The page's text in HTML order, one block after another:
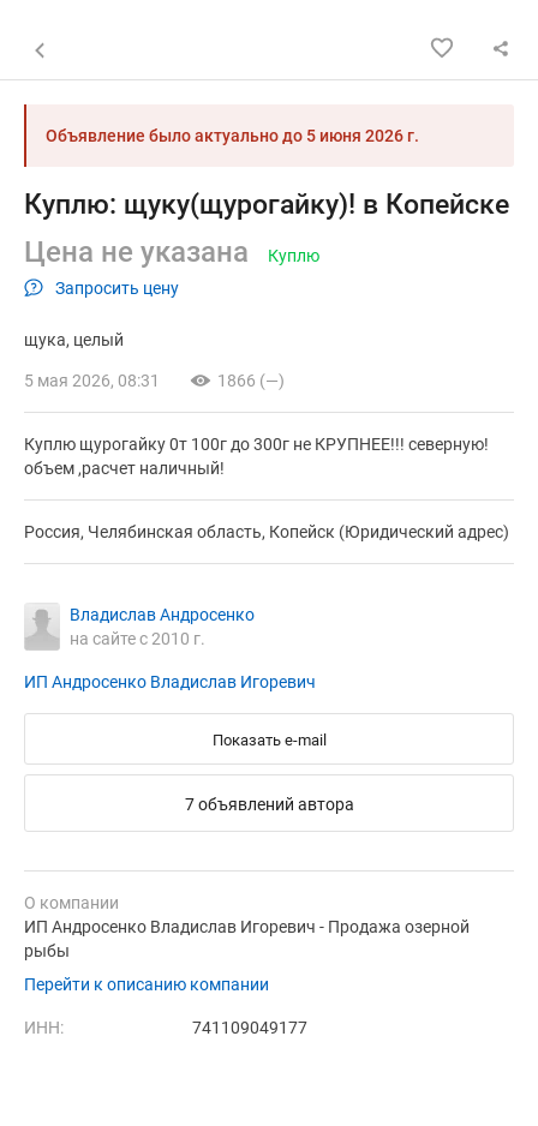
Назад к списку объявлений
Объявление было актуально до 5 июня 2026 г.
Куплю: щуку(щурогайку)! в Копейске
Цена не указана
Запросить цену
Куплю
щука целый
5 мая 2026, 08:31 1866 (—)
Куплю щурогайку 0т 100г до 300г не КРУПНЕЕ!!! северную!
объем ,расчет наличный!
Россия, Челябинская область, Копейск (Юридический адрес)
Владислав Андросенко
на сайте с 2010 г.
ИП Андросенко Владислав Игоревич
Показать e-mail
7 объявлений автора
О компании
ИП Андросенко Владислав Игоревич - Продажа озерной
рыбы
Перейти к описанию компании
ИНН: 741109049177